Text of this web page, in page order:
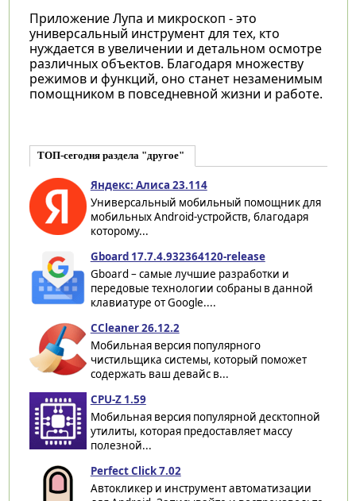
Приложение Лупа и микроскоп - это
универсальный инструмент для тех, кто
нуждается в увеличении и детальном осмотре
различных объектов. Благодаря множеству
режимов и функций, оно станет незаменимым
помощником в повседневной жизни и работе.
ТОП-сегодня раздела "другое"
Яндекс: Алиса 23.114
Универсальный мобильный помощник для
мобильных Android-устройств, благодаря
которому...
Gboard 17.7.4.932364120-release
Gboard – самые лучшие разработки и
передовые технологии собраны в данной
клавиатуре от Google....
CCleaner 26.12.2
Мобильная версия популярного
чистильщика системы, который поможет
содержать ваш девайс в...
CPU-Z 1.59
Мобильная версия популярной десктопной
утилиты, которая предоставляет массу
полезной...
Perfect Click 7.02
Автокликер и инструмент автоматизации